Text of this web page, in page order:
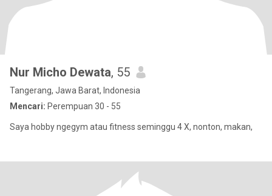
Nur Micho Dewata, 55
Tangerang, Jawa Barat, Indonesia
Mencari: Perempuan 30 - 55
Saya hobby ngegym atau fitness seminggu 4 X, nonton, makan,